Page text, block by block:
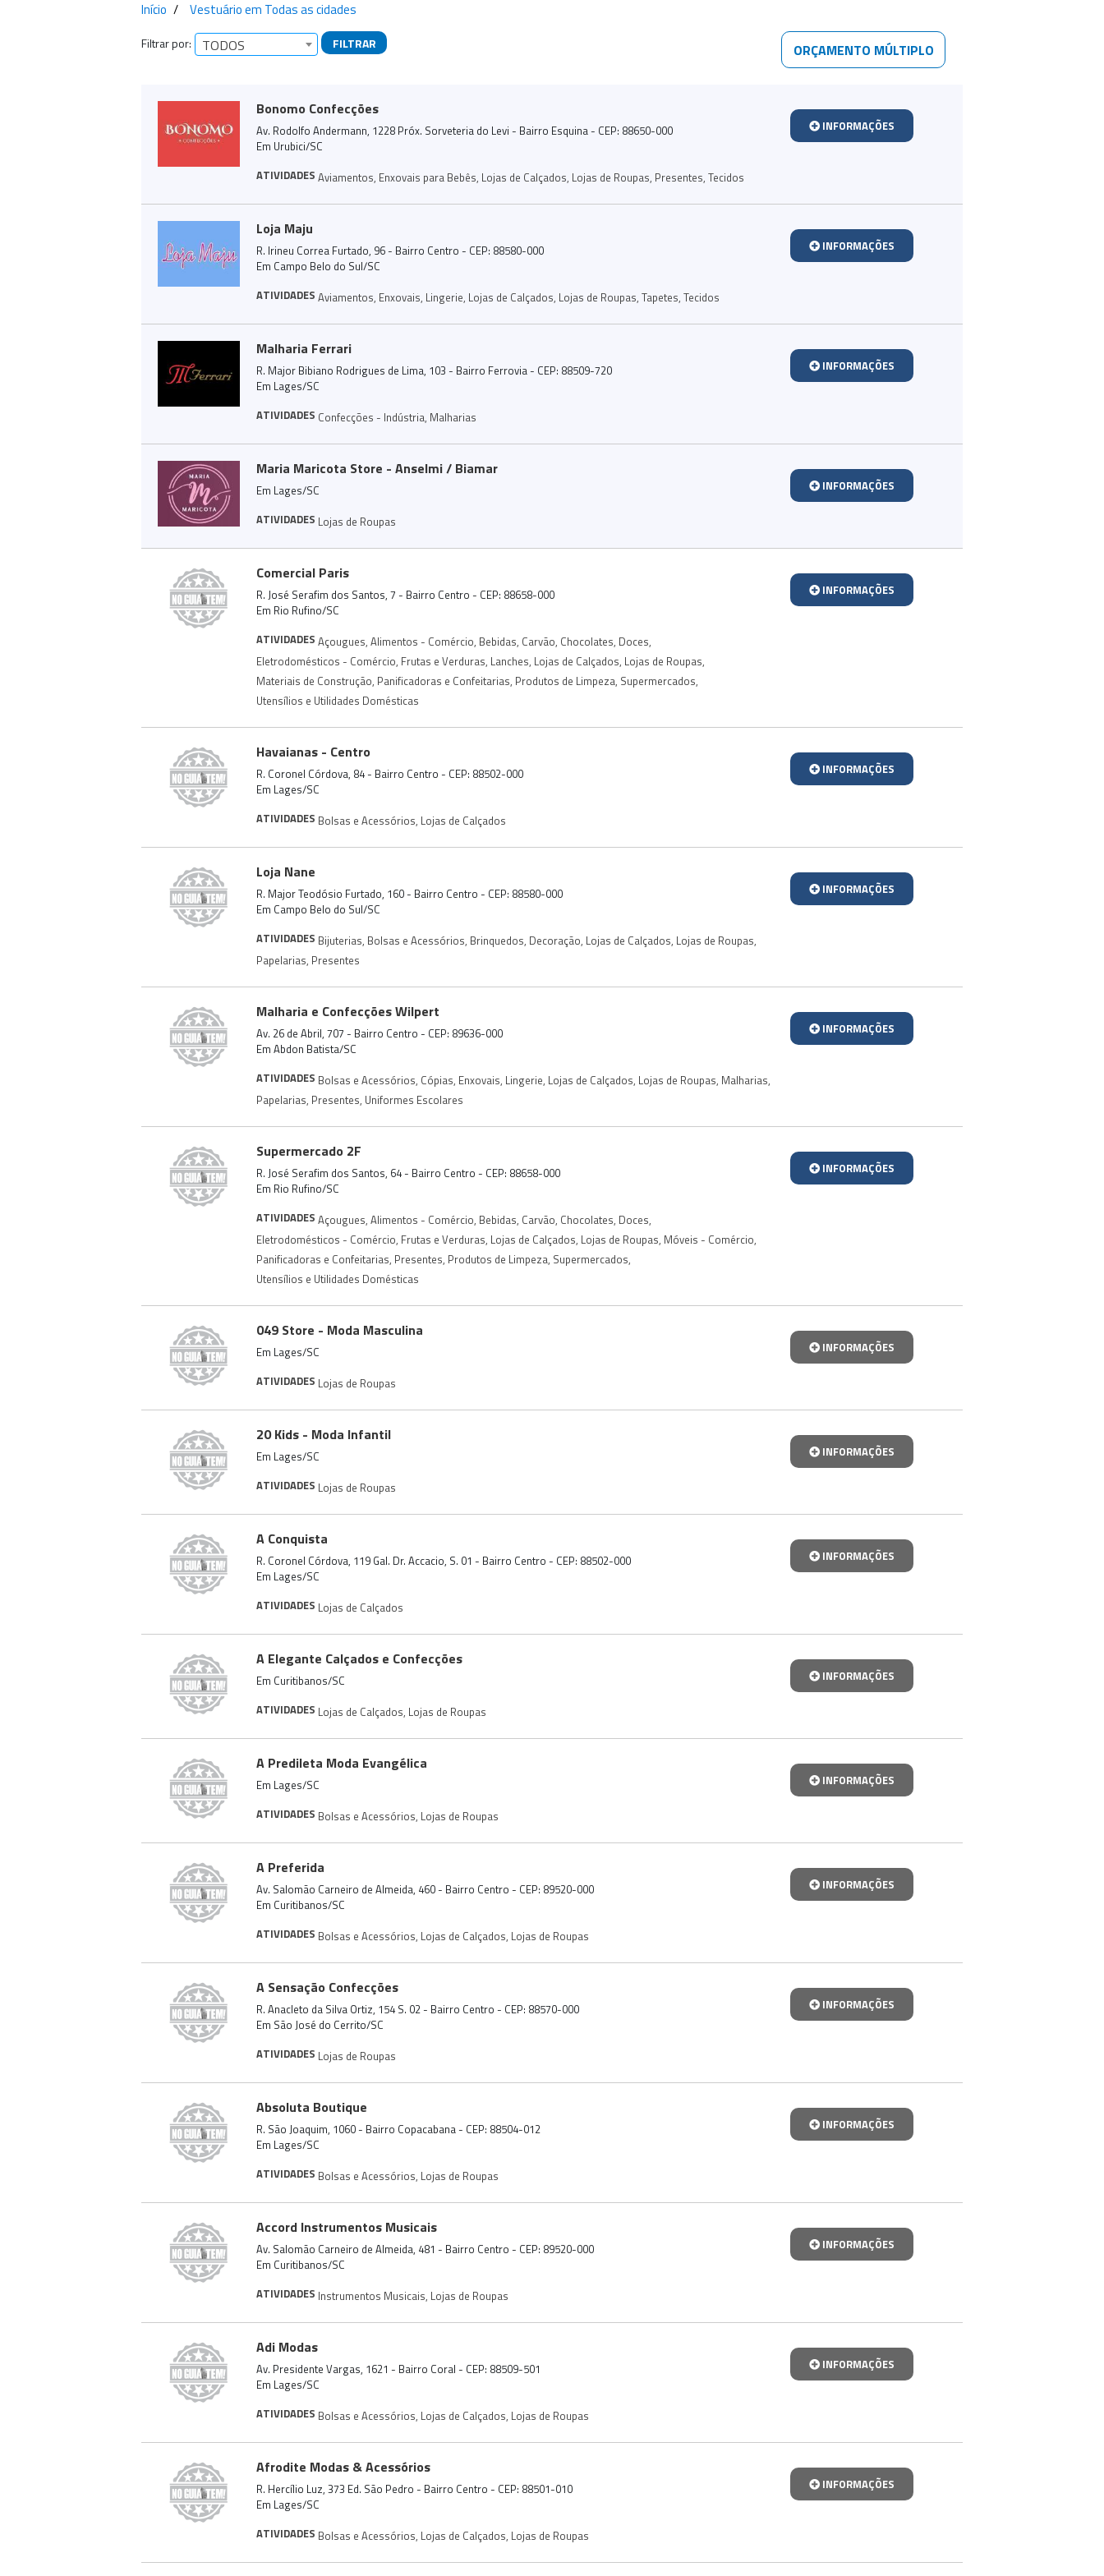
Início Vestuário em Todas as cidades
Filtrar por: TODOS FILTRAR ORÇAMENTO MÚLTIPLO
Bonomo Confecções
Av. Rodolfo Andermann, 1228 Próx. Sorveteria do Levi - Bairro Esquina - CEP: 88650-000
Em Urubici/SC
ATIVIDADES Aviamentos, Enxovais para Bebês, Lojas de Calçados, Lojas de Roupas, Presentes, Tecidos
INFORMAÇÕES
Loja Maju
R. Irineu Correa Furtado, 96 - Bairro Centro - CEP: 88580-000
Em Campo Belo do Sul/SC
ATIVIDADES Aviamentos, Enxovais, Lingerie, Lojas de Calçados, Lojas de Roupas, Tapetes, Tecidos
INFORMAÇÕES
Malharia Ferrari
R. Major Bibiano Rodrigues de Lima, 103 - Bairro Ferrovia - CEP: 88509-720
Em Lages/SC
ATIVIDADES Confecções - Indústria, Malharias
INFORMAÇÕES
Maria Maricota Store - Anselmi / Biamar
Em Lages/SC
ATIVIDADES Lojas de Roupas
INFORMAÇÕES
Comercial Paris
R. José Serafim dos Santos, 7 - Bairro Centro - CEP: 88658-000
Em Rio Rufino/SC
ATIVIDADES Açougues, Alimentos - Comércio, Bebidas, Carvão, Chocolates, Doces,
Eletrodomésticos - Comércio, Frutas e Verduras, Lanches, Lojas de Calçados, Lojas de Roupas,
Materiais de Construção, Panificadoras e Confeitarias, Produtos de Limpeza, Supermercados,
Utensílios e Utilidades Domésticas
INFORMAÇÕES
Havaianas - Centro
R. Coronel Córdova, 84 - Bairro Centro - CEP: 88502-000
Em Lages/SC
ATIVIDADES Bolsas e Acessórios, Lojas de Calçados
INFORMAÇÕES
Loja Nane
R. Major Teodósio Furtado, 160 - Bairro Centro - CEP: 88580-000
Em Campo Belo do Sul/SC
ATIVIDADES Bijuterias, Bolsas e Acessórios, Brinquedos, Decoração, Lojas de Calçados, Lojas de Roupas,
Papelarias, Presentes
INFORMAÇÕES
Malharia e Confecções Wilpert
Av. 26 de Abril, 707 - Bairro Centro - CEP: 89636-000
Em Abdon Batista/SC
ATIVIDADES Bolsas e Acessórios, Cópias, Enxovais, Lingerie, Lojas de Calçados, Lojas de Roupas, Malharias,
Papelarias, Presentes, Uniformes Escolares
INFORMAÇÕES
Supermercado 2F
R. José Serafim dos Santos, 64 - Bairro Centro - CEP: 88658-000
Em Rio Rufino/SC
ATIVIDADES Açougues, Alimentos - Comércio, Bebidas, Carvão, Chocolates, Doces,
Eletrodomésticos - Comércio, Frutas e Verduras, Lojas de Calçados, Lojas de Roupas, Móveis - Comércio,
Panificadoras e Confeitarias, Presentes, Produtos de Limpeza, Supermercados,
Utensílios e Utilidades Domésticas
INFORMAÇÕES
049 Store - Moda Masculina
Em Lages/SC
ATIVIDADES Lojas de Roupas
INFORMAÇÕES
20 Kids - Moda Infantil
Em Lages/SC
ATIVIDADES Lojas de Roupas
INFORMAÇÕES
A Conquista
R. Coronel Córdova, 119 Gal. Dr. Accacio, S. 01 - Bairro Centro - CEP: 88502-000
Em Lages/SC
ATIVIDADES Lojas de Calçados
INFORMAÇÕES
A Elegante Calçados e Confecções
Em Curitibanos/SC
ATIVIDADES Lojas de Calçados, Lojas de Roupas
INFORMAÇÕES
A Predileta Moda Evangélica
Em Lages/SC
ATIVIDADES Bolsas e Acessórios, Lojas de Roupas
INFORMAÇÕES
A Preferida
Av. Salomão Carneiro de Almeida, 460 - Bairro Centro - CEP: 89520-000
Em Curitibanos/SC
ATIVIDADES Bolsas e Acessórios, Lojas de Calçados, Lojas de Roupas
INFORMAÇÕES
A Sensação Confecções
R. Anacleto da Silva Ortiz, 154 S. 02 - Bairro Centro - CEP: 88570-000
Em São José do Cerrito/SC
ATIVIDADES Lojas de Roupas
INFORMAÇÕES
Absoluta Boutique
R. São Joaquim, 1060 - Bairro Copacabana - CEP: 88504-012
Em Lages/SC
ATIVIDADES Bolsas e Acessórios, Lojas de Roupas
INFORMAÇÕES
Accord Instrumentos Musicais
Av. Salomão Carneiro de Almeida, 481 - Bairro Centro - CEP: 89520-000
Em Curitibanos/SC
ATIVIDADES Instrumentos Musicais, Lojas de Roupas
INFORMAÇÕES
Adi Modas
Av. Presidente Vargas, 1621 - Bairro Coral - CEP: 88509-501
Em Lages/SC
ATIVIDADES Bolsas e Acessórios, Lojas de Calçados, Lojas de Roupas
INFORMAÇÕES
Afrodite Modas & Acessórios
R. Hercílio Luz, 373 Ed. São Pedro - Bairro Centro - CEP: 88501-010
Em Lages/SC
ATIVIDADES Bolsas e Acessórios, Lojas de Calçados, Lojas de Roupas
INFORMAÇÕES